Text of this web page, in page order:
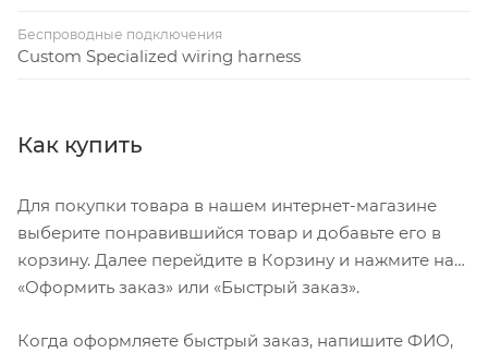
Беспроводные подключения
Custom Specialized wiring harness
Как купить
Для покупки товара в нашем интернет-магазине
выберите понравившийся товар и добавьте его в
корзину. Далее перейдите в Корзину и нажмите на
«Оформить заказ» или «Быстрый заказ».
Когда оформляете быстрый заказ, напишите ФИО,